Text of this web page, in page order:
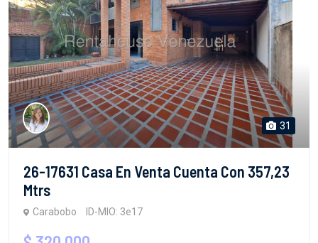
31
26-17631 Casa En Venta Cuenta Con 357,23
Mtrs
Carabobo ID-MIO: 3e17